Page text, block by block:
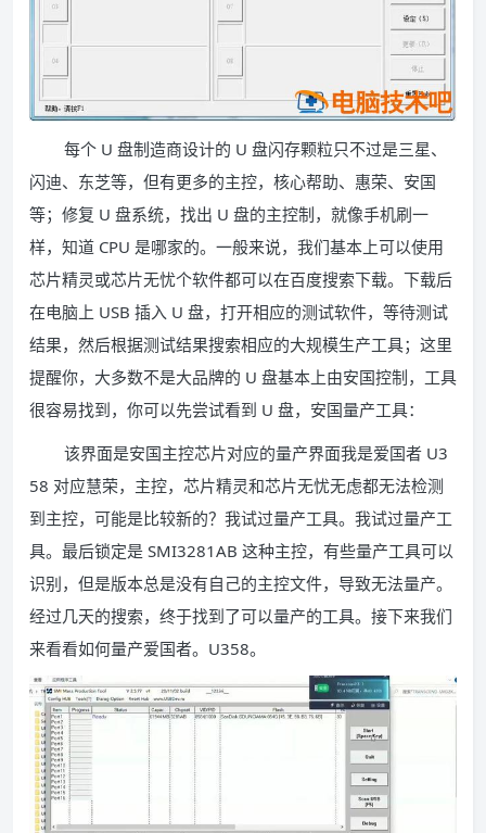
每个 U 盘制造商设计的 U 盘闪存颗粒只不过是三星、
闪迪、东芝等，但有更多的主控，核心帮助、惠荣、安国
等；修复 U 盘系统，找出 U 盘的主控制，就像手机刷一
样，知道 CPU 是哪家的。一般来说，我们基本上可以使用
芯片精灵或芯片无忧个软件都可以在百度搜索下载。下载后
在电脑上 USB 插入 U 盘，打开相应的测试软件，等待测试
结果，然后根据测试结果搜索相应的大规模生产工具；这里
提醒你，大多数不是大品牌的 U 盘基本上由安国控制，工具
很容易找到，你可以先尝试看到 U 盘，安国量产工具：
该界面是安国主控芯片对应的量产界面我是爱国者 U3
58 对应慧荣，主控，芯片精灵和芯片无忧无虑都无法检测
到主控，可能是比较新的？我试过量产工具。我试过量产工
具。最后锁定是 SMI3281AB 这种主控，有些量产工具可以
识别，但是版本总是没有自己的主控文件，导致无法量产。
经过几天的搜索，终于找到了可以量产的工具。接下来我们
来看看如何量产爱国者。U358。